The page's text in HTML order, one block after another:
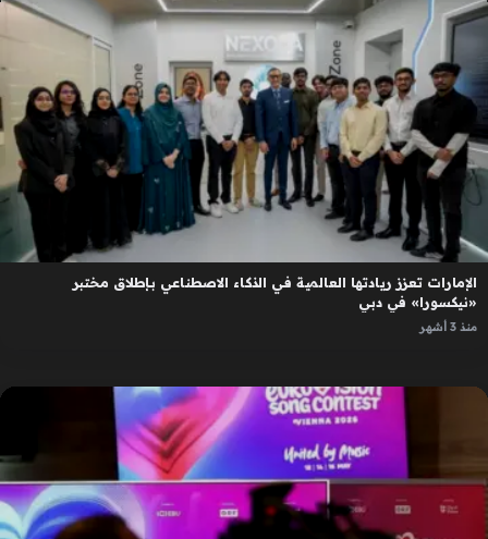
الإمارات تعزز ريادتها العالمية في الذكاء الاصطناعي بإطلاق مختبر
«نيكسورا» في دبي
منذ 3 أشهر